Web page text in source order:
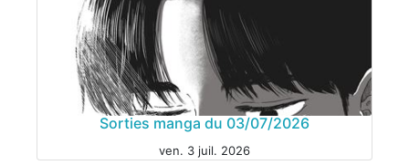
Sorties manga du 03/07/2026
ven. 3 juil. 2026